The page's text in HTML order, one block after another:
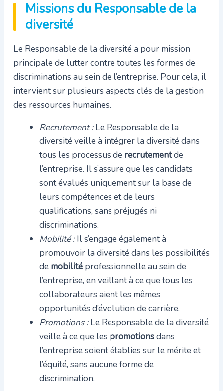
Missions du Responsable de la
diversité
Le Responsable de la diversité a pour mission
principale de lutter contre toutes les formes de
discriminations au sein de l’entreprise. Pour cela, il
intervient sur plusieurs aspects clés de la gestion
des ressources humaines.
Recrutement :Le Responsable de la
diversité veille à intégrer la diversité dans
tous les processus de recrutementde
l’entreprise. Il s’assure que les candidats
sont évalués uniquement sur la base de
leurs compétences et de leurs
qualifications, sans préjugés ni
discriminations.
Mobilité :Il s’engage également à
promouvoir la diversité dans les possibilités
de mobilitéprofessionnelle au sein de
l’entreprise, en veillant à ce que tous les
collaborateurs aient les mêmes
opportunités d’évolution de carrière.
Promotions :Le Responsable de la diversité
veille à ce que les promotionsdans
l’entreprise soient établies sur le mérite et
l’équité, sans aucune forme de
discrimination.